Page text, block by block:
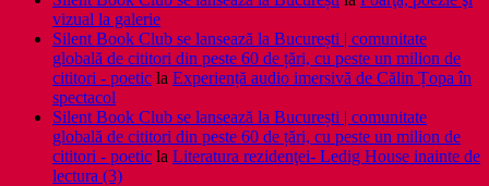
vizual la galerie
Silent Book Club se lansează la București | comunitate
globală de cititori din peste 60 de țări, cu peste un milion de
cititori - poetic la Experiență audio imersivă de Călin Țopa în
spectacol
Silent Book Club se lansează la București | comunitate
globală de cititori din peste 60 de țări, cu peste un milion de
cititori - poetic la Literatura rezidenţei- Ledig House inainte de
lectura (3)